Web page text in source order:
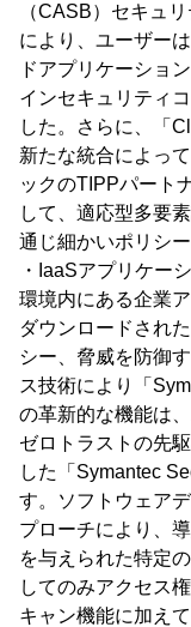
（CASB）セキュ
により、ユーザー
ドアプリケーショ
インセキュリティ
した。さらに、「
新たな統合によっ
ックのTIPPパート
して、適応型多要
通じ細かいポリシ
・IaaSアプリケー
環境内にある企業
ダウンロードされ
シー、脅威を防御
ス技術により「
の革新的な機能は
ゼロトラストの先
した「Symantec
す。ソフトウェア
プローチにより、
を与えられた特定
してのみアクセス
キャン機能に加え